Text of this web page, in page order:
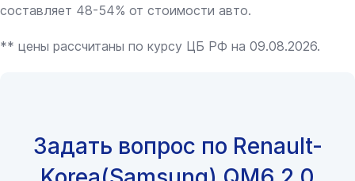
составляет 48-54% от стоимости авто.
** цены рассчитаны по курсу ЦБ РФ на 09.08.2026.
Задать вопрос по Renault-